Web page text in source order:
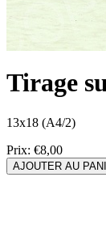
Tirage
13x18 (A4/2)
Prix: €8,00